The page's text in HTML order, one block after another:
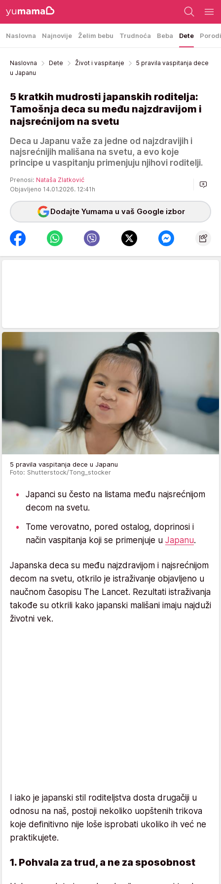
Naslovna Najnovije Želim bebu Trudnoća Beba Dete
Naslovna Dete Život i vaspitanje
5 pravila vaspitanja dece
u Japanu
5 kratkih mudrosti japanskih roditelja:
Tamošnja deca su među najzdravijom i
najsrećnijom na svetu
Deca u Japanu važe za jedne od najzdravijih i
najsrećnijih mališana na svetu, a evo koje
principe u vaspitanju primenjuju njihovi roditelji.
Prenosi: Nataša Zlatković
Objavljeno 14.01.2026. 12:41h
Dodajte Yumama u vaš Google izbor
5 pravila vaspitanja dece u Japanu
Foto: Shutterstock/Tong_stocker
Japanci su često na listama među najsrećnijom
decom na svetu.
Tome verovatno, pored ostalog, doprinosi i
način vaspitanja koji se primenjuje u Japanu.
Japanska deca su među najzdravijom i najsrećnijom
decom na svetu, otkrilo je istraživanje objavljeno u
naučnom časopisu The Lancet. Rezultati istraživanja
takođe su otkrili kako japanski mališani imaju najduži
životni vek.
I iako je japanski stil roditeljstva dosta drugačiji u
odnosu na naš, postoji nekoliko uopštenih trikova
koje definitivno nije loše isprobati ukoliko ih već ne
praktikujete.
1. Pohvala za trud, a ne za sposobnost